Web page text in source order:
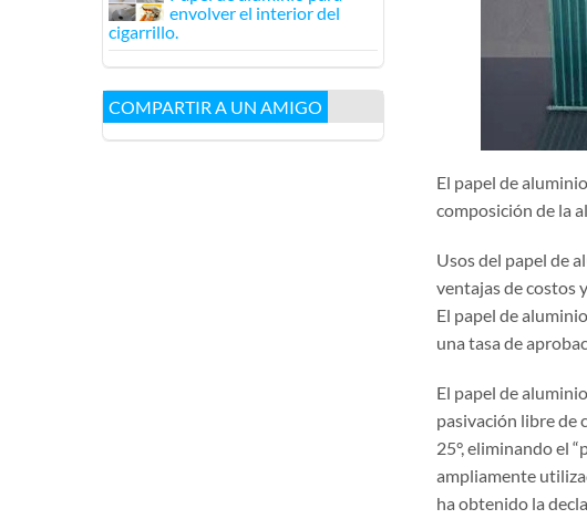
El papel de
composición de la
Usos del papel de
ventajas de costos
El papel de
una tasa de
El papel de
pasivación libre de
25°, eliminando el
ampliamente
ha obtenido la
envolver el interior del
cigarrillo.
COMPARTIR A UN AMIGO